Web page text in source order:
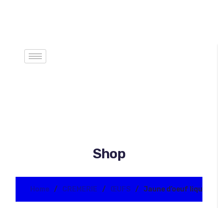
Shop
Home CREMERIE ŒUFS Jaune d’oeuf liquide